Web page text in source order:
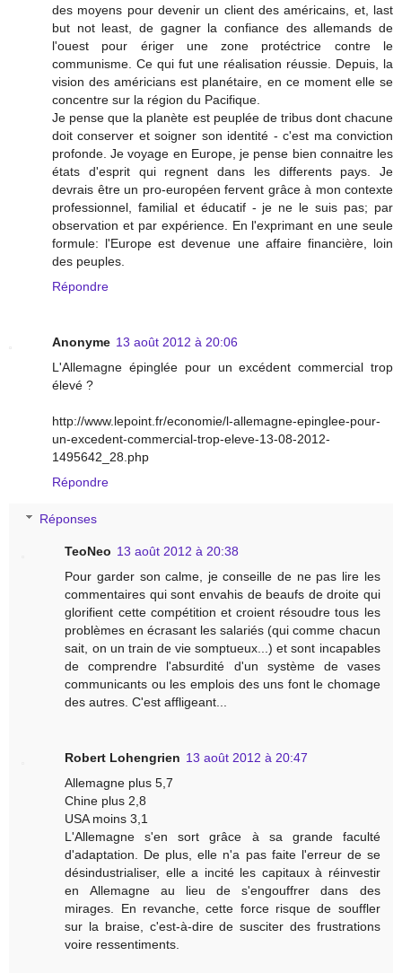
des moyens pour devenir un client des américains, et, last
but not least, de gagner la confiance des allemands de
l'ouest pour ériger une zone protéctrice contre le
communisme. Ce qui fut une réalisation réussie. Depuis, la
vision des américians est planétaire, en ce moment elle se
concentre sur la région du Pacifique.
Je pense que la planète est peuplée de tribus dont chacune
doit conserver et soigner son identité - c'est ma conviction
profonde. Je voyage en Europe, je pense bien connaitre les
états d'esprit qui regnent dans les differents pays. Je
devrais être un pro-européen fervent grâce à mon contexte
professionnel, familial et éducatif - je ne le suis pas; par
observation et par expérience. En l'exprimant en une seule
formule: l'Europe est devenue une affaire financière, loin
des peuples.
Répondre
Anonyme 13 août 2012 à 20:06
L'Allemagne épinglée pour un excédent commercial trop
élevé ?
http://www.lepoint.fr/economie/l-allemagne-epinglee-pour-
un-excedent-commercial-trop-eleve-13-08-2012-
1495642_28.php
Répondre
Réponses
TeoNeo 13 août 2012 à 20:38
Pour garder son calme, je conseille de ne pas lire les
commentaires qui sont envahis de beaufs de droite qui
glorifient cette compétition et croient résoudre tous les
problèmes en écrasant les salariés (qui comme chacun
sait, on un train de vie somptueux...) et sont incapables
de comprendre l'absurdité d'un système de vases
communicants ou les emplois des uns font le chomage
des autres. C'est affligeant...
Robert Lohengrien 13 août 2012 à 20:47
Allemagne plus 5,7
Chine plus 2,8
USA moins 3,1
L'Allemagne s'en sort grâce à sa grande faculté
d'adaptation. De plus, elle n'a pas faite l'erreur de se
désindustrialiser, elle a incité les capitaux à réinvestir
en Allemagne au lieu de s'engouffrer dans des
mirages. En revanche, cette force risque de souffler
sur la braise, c'est-à-dire de susciter des frustrations
voire ressentiments.